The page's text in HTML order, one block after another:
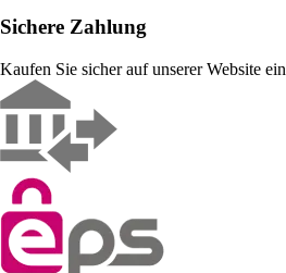
Sichere Zahlung
Kaufen Sie sicher auf unserer Website ein